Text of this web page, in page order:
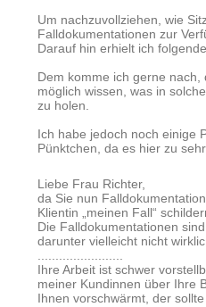
Um nachzuvollziehen, wie
Falldokumentationen zur
Darauf hin erhielt ich
Dem komme ich gerne
möglich wissen, was in
zu holen.
Ich habe jedoch noch einige
Pünktchen, da es hier zu
Liebe Frau Richter,
da Sie nun
Klientin „meinen Fall“
Die Falldokumentationen
darunter vielleicht nicht
........................
Ihre Arbeit ist schwer
meiner Kundinnen über Ihre
Ihnen vorschwärmt, der